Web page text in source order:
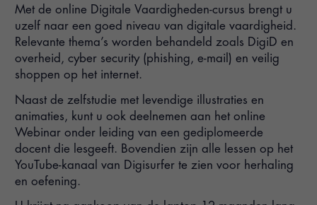
Met de online Digitale Vaardigheden-cursus brengt u
uzelf naar een goed niveau van digitale vaardigheid.
Relevante thema’s worden behandeld zoals DigiD en
overheid, cyber security (phishing, e-mail) en veilig
shoppen op het internet.
Naast de zelfstudie met levendige illustraties en
animaties, kunt u ook deelnemen aan het online
Webinar onder leiding van een gediplomeerde
docent die lesgeeft. Bovendien zijn alle lessen op het
YouTube-kanaal van Digisurfer te zien voor herhaling
en oefening.